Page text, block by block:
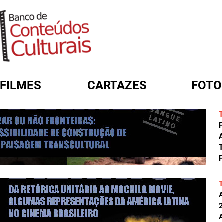
FILMES CARTAZES
FORMULÁRIO DE BUSCA